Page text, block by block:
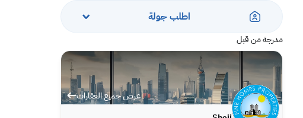
اطلب جولة
مدرجة من قبل
عرض جميع العقارات